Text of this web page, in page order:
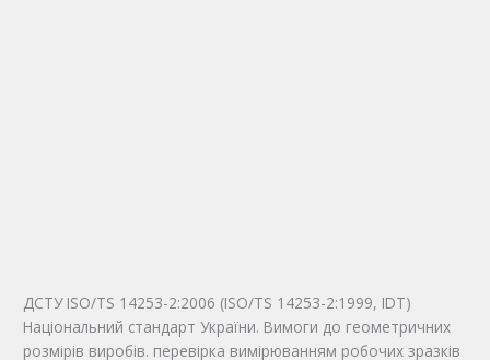
ДСТУ ISO/TS 14253-2:2006 (ISO/TS 14253-2:1999, IDТ)
Національний стандарт України. Вимоги до геометричних
розмірів виробів. перевірка вимірюванням робочих зразків